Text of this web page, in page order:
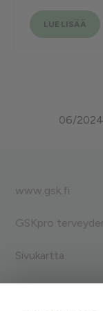
LUE LISÄÄ
06/
www.gsk.fi
GSKpro
Sivukartta